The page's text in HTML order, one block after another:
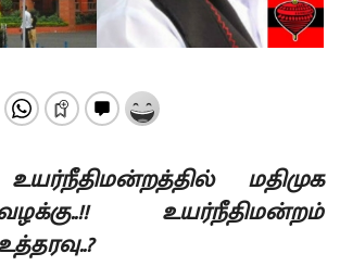
மதிமுக
உயர்நீதிமன்றம்